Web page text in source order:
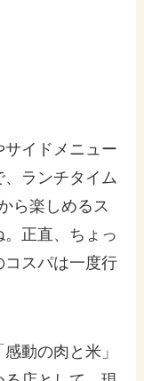
サイドメニュー
ランチタイム
ら楽しめるス
正直、ちょっ
コスパは一度行
動の肉と米」